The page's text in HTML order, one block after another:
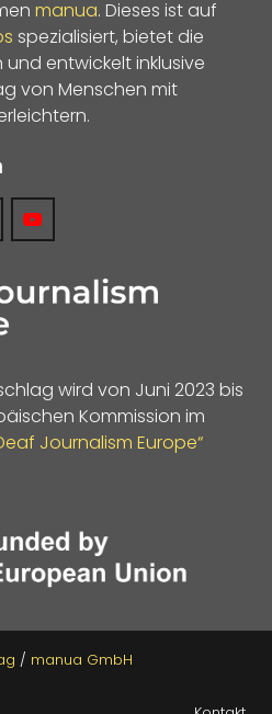
manua. Dieses ist auf
spezialisiert, bietet die
und entwickelt inklusive
von Menschen mit
wird von Juni 2023 bis
Kommission im
Journalism Europe“
/ manua GmbH